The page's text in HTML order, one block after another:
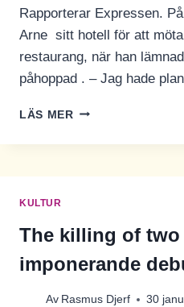
Rapporterar Expressen.
Arne sitt hotell för att
restaurang, när han
påhoppad . – Jag hade
LÄS MERPOLITIKER
FÖR
KULTUR
The killing of two
imponerande
Av Rasmus Djerf 30